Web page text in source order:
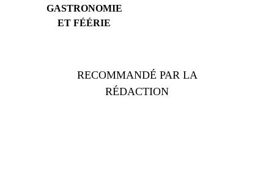
GASTRONOMIE
ET FÉÉRIE
RECOMMANDÉ PAR LA
RÉDACTION